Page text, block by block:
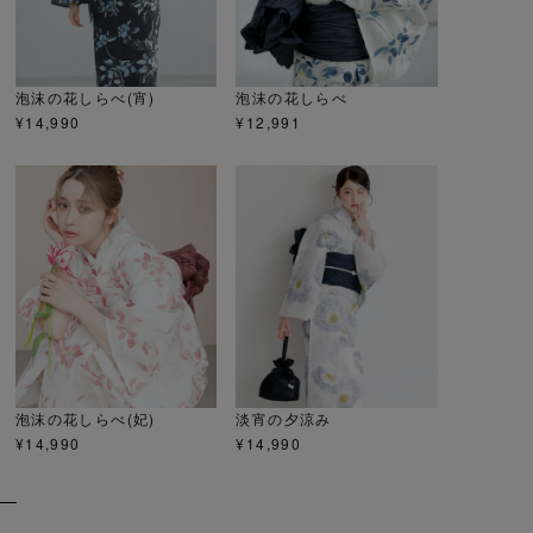
泡沫の花しらべ(宵)
¥14,990
泡沫の花しらべ
¥12,991
泡沫の花しらべ(妃)
¥14,990
淡宵の夕涼み
¥14,990